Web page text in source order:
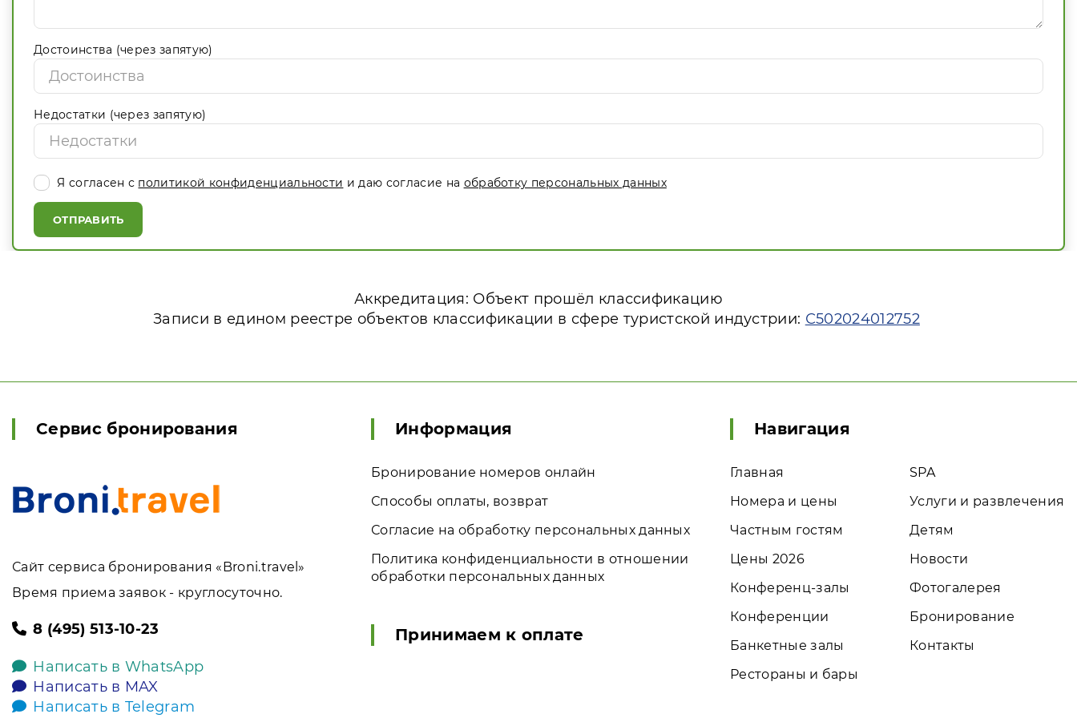
Достоинства (через запятую)
Недостатки (через запятую)
Я согласен с политикой конфиденциальности и даю согласие на обработку персональных данных
ОТПРАВИТЬ
Аккредитация: Объект прошёл классификацию
Записи в едином реестре объектов классификации в сфере туристской индустрии: С502024012752
Сервис бронирования
Сайт сервиса бронирования «Broni.travel»
Время приема заявок - круглосуточно.
8 (495) 513-10-23
Написать в WhatsApp
Написать в MAX
Написать в Telegram
Информация
Бронирование номеров онлайн
Способы оплаты, возврат
Согласие на обработку персональных данных
Политика конфиденциальности в отношении
обработки персональных данных
Принимаем к оплате
Навигация
Главная
Номера и цены
Частным гостям
Цены 2026
Конференц-залы
Конференции
Банкетные залы
Рестораны и бары
SPA
Услуги и развлечения
Детям
Новости
Фотогалерея
Бронирование
Контакты